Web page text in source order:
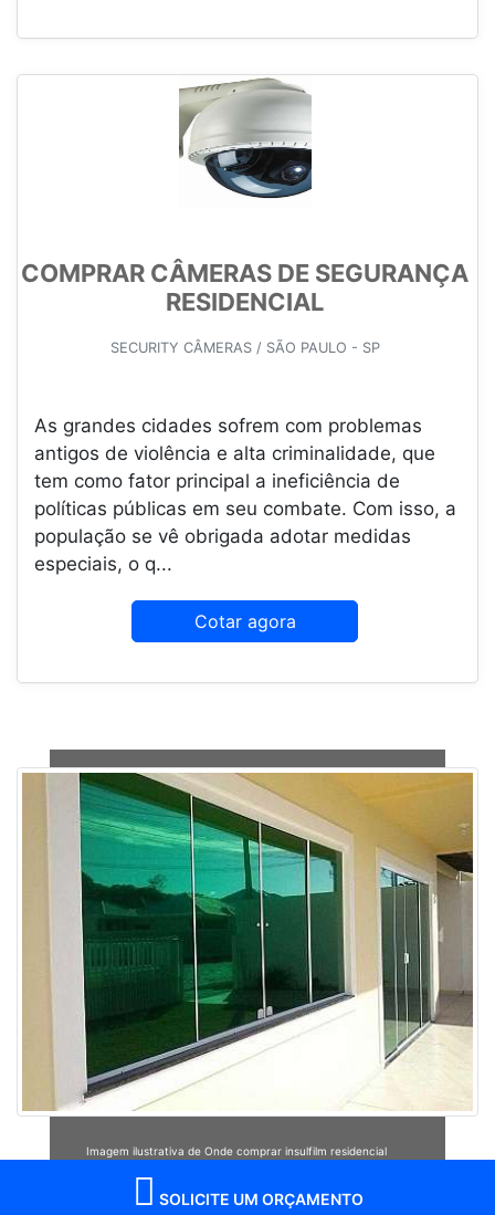
COMPRAR CÂMERAS DE SEGURANÇA
RESIDENCIAL
SECURITY CÂMERAS / SÃO PAULO - SP
As grandes cidades sofrem com problemas
antigos de violência e alta criminalidade, que
tem como fator principal a ineficiência de
políticas públicas em seu combate. Com isso, a
população se vê obrigada adotar medidas
especiais, o q...
Cotar agora
Imagem ilustrativa de Onde comprar insulfilm residencial
SOLICITE UM ORÇAMENTO